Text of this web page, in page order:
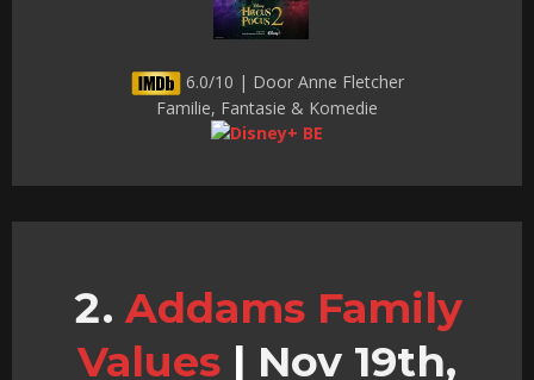
6.0/10 | Door Anne Fletcher
Familie, Fantasie & Komedie
Addams Family
Values | Nov 19th,